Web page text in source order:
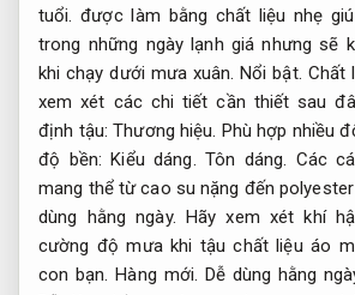
tuổi. được làm bằng chất liệu nhẹ
trong những ngày lạnh giá nhưng sẽ
khi chạy dưới mưa xuân.Nổi bật. Chất
xem xét các chi tiết cần thiết sau
định tậu:Thương hiệu. Phù hợp nhiều
độ bền:Kiểu dáng. Tôn dáng. Các
mang thể từ cao su nặng đến polyester
dùng hằng ngày. Hãy xem xét khí
cường độ mưa khi tậu chất liệu áo
con bạn.Hàng mới. Dễ dùng hằng